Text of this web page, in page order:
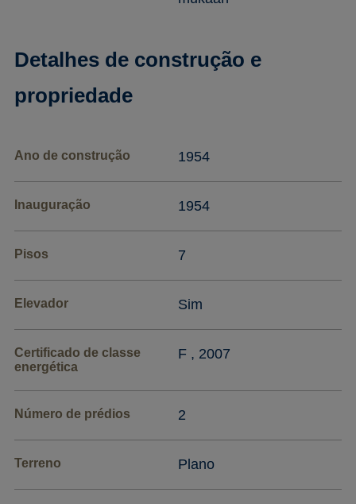
Detalhes de construção e
propriedade
Ano de construção 1954
Inauguração 1954
Pisos 7
Elevador Sim
Certificado de classe
energética
F , 2007
Número de prédios 2
Terreno Plano